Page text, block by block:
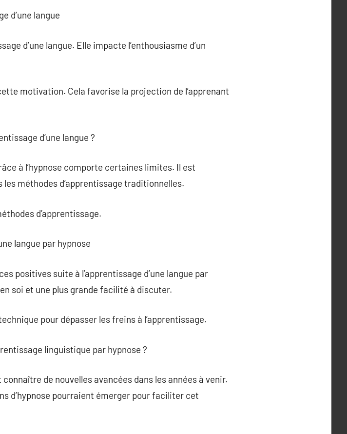
d’une langue
d’une langue. Elle impacte l’enthousiasme d’un
motivation. Cela favorise la projection de l’apprenant
d’une langue ?
à l’hypnose comporte certaines limites. Il est
méthodes d’apprentissage traditionnelles.
d’apprentissage.
langue par hypnose
positives suite à l’apprentissage d’une langue par
soi et une plus grande facilité à discuter.
pour dépasser les freins à l’apprentissage.
linguistique par hypnose ?
de nouvelles avancées dans les années à venir.
d’hypnose pourraient émerger pour faciliter cet